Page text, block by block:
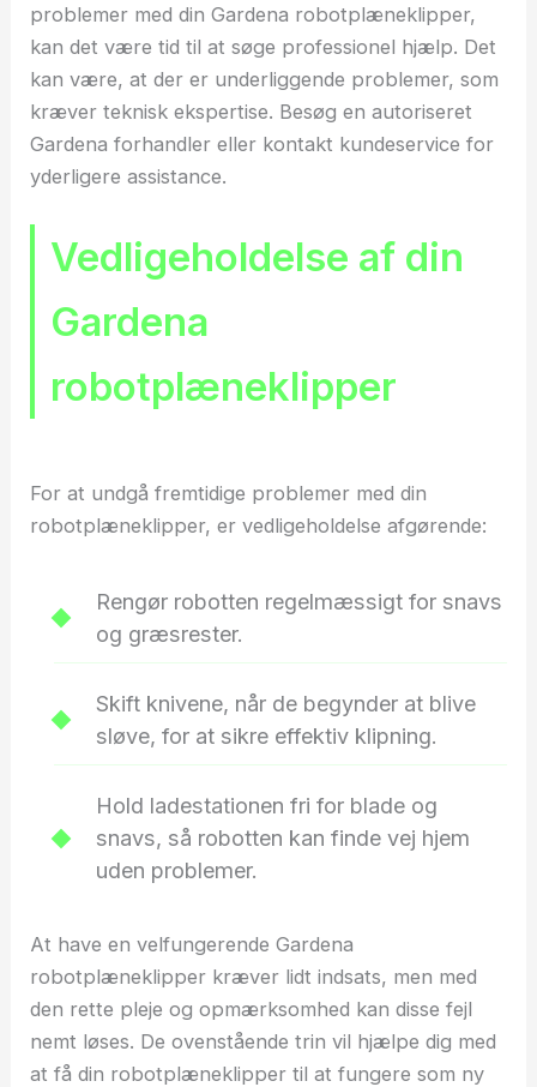
problemer med din Gardena robotplæneklipper,
kan det være tid til at søge professionel hjælp. Det
kan være, at der er underliggende problemer, som
kræver teknisk ekspertise. Besøg en autoriseret
Gardena forhandler eller kontakt kundeservice for
yderligere assistance.
Vedligeholdelse af din
Gardena
robotplæneklipper
For at undgå fremtidige problemer med din
robotplæneklipper, er vedligeholdelse afgørende:
Rengør robotten regelmæssigt for snavs
og græsrester.
Skift knivene, når de begynder at blive
sløve, for at sikre effektiv klipning.
Hold ladestationen fri for blade og
snavs, så robotten kan finde vej hjem
uden problemer.
At have en velfungerende Gardena
robotplæneklipper kræver lidt indsats, men med
den rette pleje og opmærksomhed kan disse fejl
nemt løses. De ovenstående trin vil hjælpe dig med
at få din robotplæneklipper til at fungere som ny